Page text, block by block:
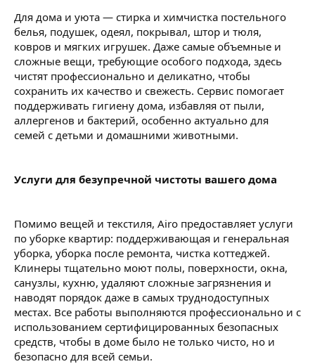
Для дома и уюта — стирка и химчистка постельного
белья, подушек, одеял, покрывал, штор и тюля,
ковров и мягких игрушек. Даже самые объемные и
сложные вещи, требующие особого подхода, здесь
чистят профессионально и деликатно, чтобы
сохранить их качество и свежесть. Сервис помогает
поддерживать гигиену дома, избавляя от пыли,
аллергенов и бактерий, особенно актуально для
семей с детьми и домашними животными.
Услуги для безупречной чистоты вашего дома
Помимо вещей и текстиля, Airo предоставляет услуги
по уборке квартир: поддерживающая и генеральная
уборка, уборка после ремонта, чистка коттеджей.
Клинеры тщательно моют полы, поверхности, окна,
санузлы, кухню, удаляют сложные загрязнения и
наводят порядок даже в самых труднодоступных
местах. Все работы выполняются профессионально и с
использованием сертифицированных безопасных
средств, чтобы в доме было не только чисто, но и
безопасно для всей семьи.